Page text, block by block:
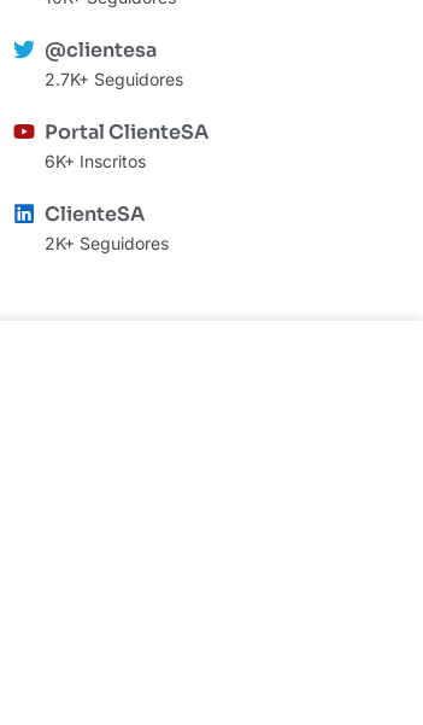
@clientesa
2.7K+ Seguidores
Portal ClienteSA
6K+ Inscritos
ClienteSA
2K+ Seguidores